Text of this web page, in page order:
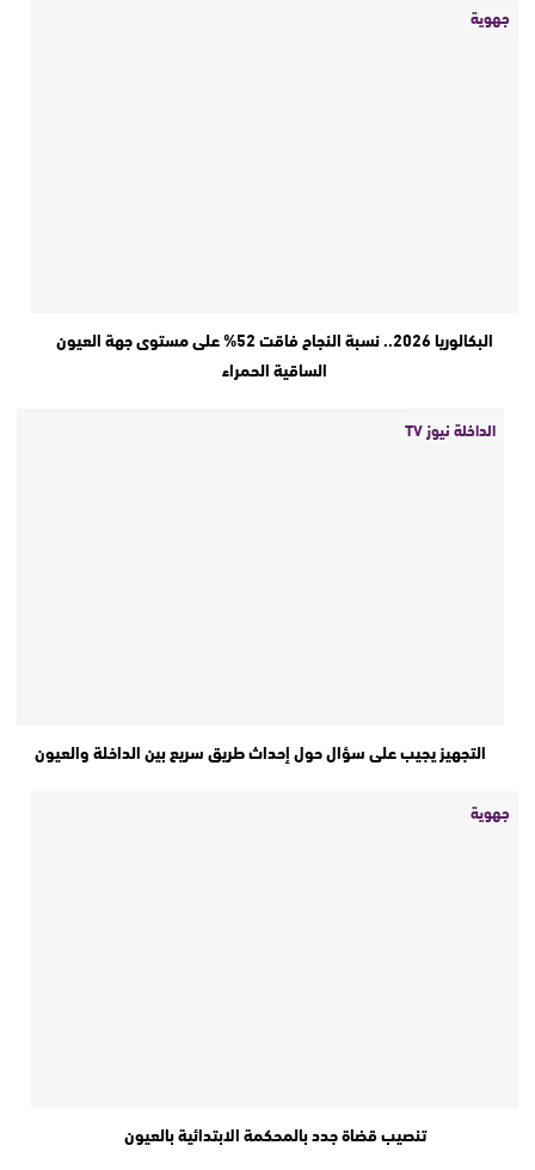
جهوية
البكالوريا 2026.. نسبة النجاح فاقت 52% على مستوى جهة العيون
الساقية الحمراء
الداخلة نيوز TV
التجهيز يجيب على سؤال حول إحداث طريق سريع بين الداخلة والعيون
جهوية
تنصيب قضاة جدد بالمحكمة الابتدائية بالعيون